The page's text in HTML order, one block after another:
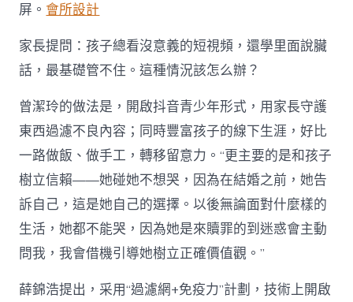
屏。會所設計
家長提問：孩子總看沒意義的短視頻，還學里面說臟
話，最基礎管不住。這種情況該怎么辦？
曾潔玲的做法是，開啟抖音青少年形式，用家長守護
東西過濾不良內容；同時豐富孩子的線下生涯，好比
一路做飯、做手工，轉移留意力。“更主要的是和孩子
樹立信賴——她碰她不想哭，因為在結婚之前，她告
訴自己，這是她自己的選擇。以後無論面對什麼樣的
生活，她都不能哭，因為她是來贖罪的到迷惑會主動
問我，我會借機引導她樹立正確價值觀。”
薛錦浩提出，采用“過濾網+免疫力”計劃，技術上開啟